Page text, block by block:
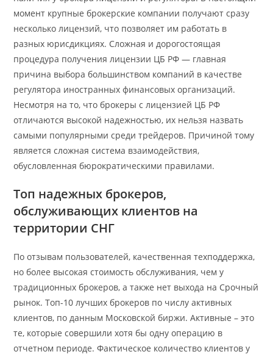
момент крупные брокерские компании получают сразу
несколько лицензий, что позволяет им работать в
разных юрисдикциях. Сложная и дорогостоящая
процедура получения лицензии ЦБ РФ — главная
причина выбора большинством компаний в качестве
регулятора иностранных финансовых организаций.
Несмотря на то, что брокеры с лицензией ЦБ РФ
отличаются высокой надежностью, их нельзя назвать
самыми популярными среди трейдеров. Причиной тому
является сложная система взаимодействия,
обусловленная бюрократическими правилами.
Топ надежных брокеров,
обслуживающих клиентов на
территории СНГ
По отзывам пользователей, качественная техподдержка,
но более высокая стоимость обслуживания, чем у
традиционных брокеров, а также нет выхода на Срочный
рынок. Топ-10 лучших брокеров по числу активных
клиентов, по данным Московской биржи. Активные – это
те, которые совершили хотя бы одну операцию в
отчетном периоде. Фактическое количество клиентов у